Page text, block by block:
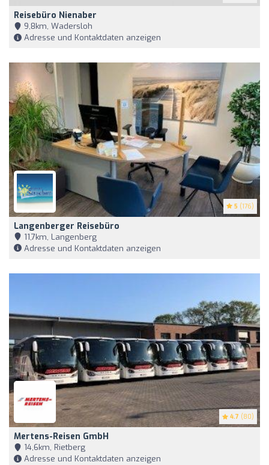
Reisebüro Nienaber
9,8km, Wadersloh
Adresse und Kontaktdaten anzeigen
5 (176)
Langenberger Reisebüro
11,7km, Langenberg
Adresse und Kontaktdaten anzeigen
4.7 (80)
Mertens-Reisen GmbH
14,6km, Rietberg
Adresse und Kontaktdaten anzeigen